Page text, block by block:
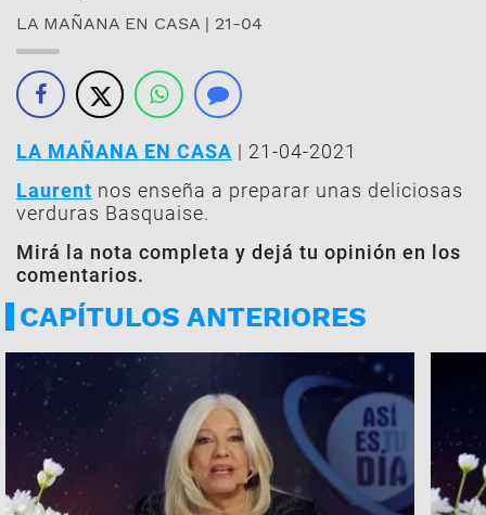
LA MAÑANA EN CASA | 21-04
LA MAÑANA EN CASA | 21-04-2021
Laurent nos enseña a preparar unas deliciosas
verduras Basquaise.
Mirá la nota completa y dejá tu opinión en los
comentarios.
CAPÍTULOS ANTERIORES